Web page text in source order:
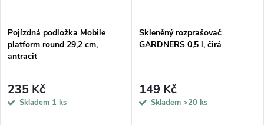
Pojízdná podložka Mobile
platform round 29,2 cm,
antracit
235 Kč
Skladem 1 ks
Skleněný rozprašovač
GARDNERS 0,5 l, čirá
149 Kč
Skladem >20 ks